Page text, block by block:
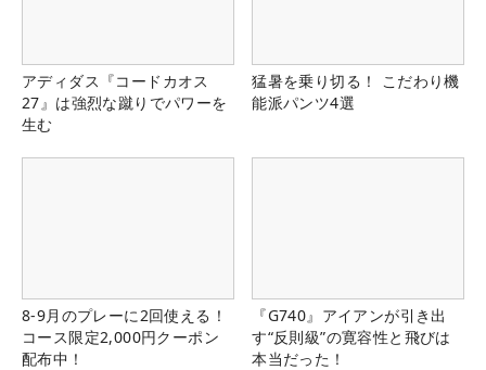
アディダス『コードカオス
27』は強烈な蹴りでパワーを
生む
猛暑を乗り切る！ こだわり機
能派パンツ4選
8-9月のプレーに2回使える！
コース限定2,000円クーポン
配布中！
『G740』アイアンが引き出
す“反則級”の寛容性と飛びは
本当だった！